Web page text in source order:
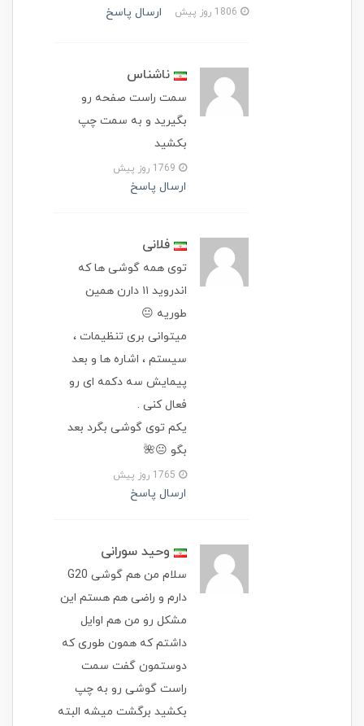
ارسال پاسخ
ناشناس
سمت راست صفحه رو
بگیرید و به سمت چپ
بکشید
ارسال پاسخ
فلانی
توی همه گوشی ها که
اندروید ۱۱ دارن همین
طوریه 😐
میتوانی بری تنظیمات ،
سیستم ، اشاره ها و بعد
پیمایش سه دکمه ای رو
فعال کنی .
یکم توی گوشی بگرد بعد
بگو 😐🌺
ارسال پاسخ
وحید سورانی
سلام من هم گوشی G20
دارم و راضی هم هستم این
مشکل رو من هم اوایل
داشتم که همون طوری که
دوستمون گفت سمت
راست گوشی رو به چپ
بکشید برگشت میشه البته